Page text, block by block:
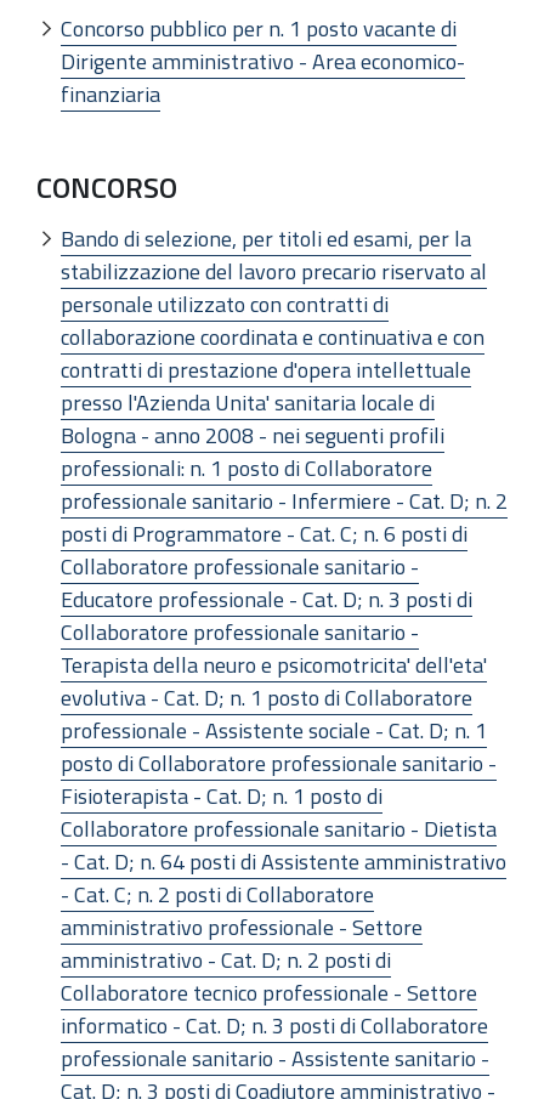
Concorso pubblico per n. 1 posto vacante di
Dirigente amministrativo - Area economico-
finanziaria
CONCORSO
Bando di selezione, per titoli ed esami, per la
stabilizzazione del lavoro precario riservato al
personale utilizzato con contratti di
collaborazione coordinata e continuativa e con
contratti di prestazione d'opera intellettuale
presso l'Azienda Unita' sanitaria locale di
Bologna - anno 2008 - nei seguenti profili
professionali: n. 1 posto di Collaboratore
professionale sanitario - Infermiere - Cat. D; n. 2
posti di Programmatore - Cat. C; n. 6 posti di
Collaboratore professionale sanitario -
Educatore professionale - Cat. D; n. 3 posti di
Collaboratore professionale sanitario -
Terapista della neuro e psicomotricita' dell'eta'
evolutiva - Cat. D; n. 1 posto di Collaboratore
professionale - Assistente sociale - Cat. D; n. 1
posto di Collaboratore professionale sanitario -
Fisioterapista - Cat. D; n. 1 posto di
Collaboratore professionale sanitario - Dietista
- Cat. D; n. 64 posti di Assistente amministrativo
- Cat. C; n. 2 posti di Collaboratore
amministrativo professionale - Settore
amministrativo - Cat. D; n. 2 posti di
Collaboratore tecnico professionale - Settore
informatico - Cat. D; n. 3 posti di Collaboratore
professionale sanitario - Assistente sanitario -
Cat. D; n. 3 posti di Coadiutore amministrativo -